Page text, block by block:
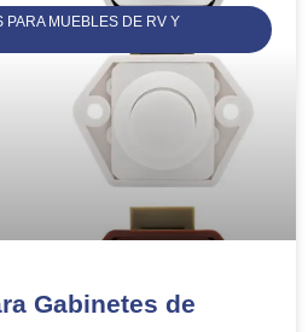
MUEBLES DE RV Y
Gabinetes de